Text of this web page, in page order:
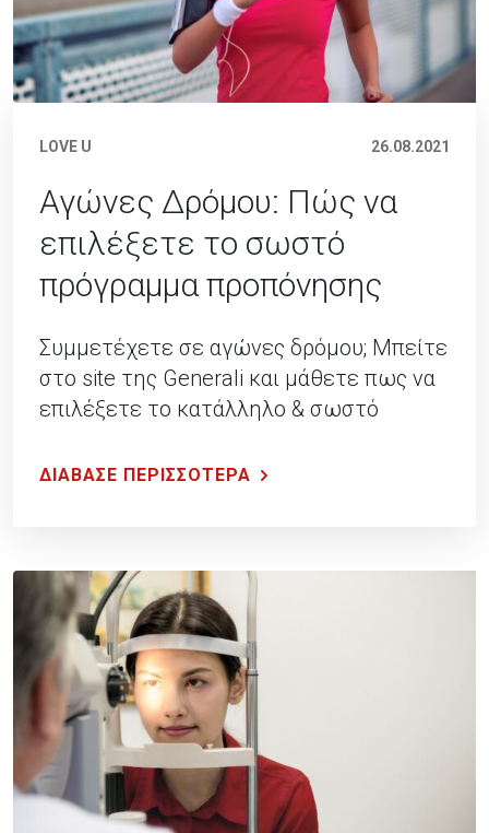
LOVE U 26.08.2021
Αγώνες Δρόμου: Πώς να
επιλέξετε το σωστό
πρόγραμμα προπόνησης
Συμμετέχετε σε αγώνες δρόμου; Μπείτε
στο site της Generali και μάθετε πως να
επιλέξετε το κατάλληλο & σωστό
ΔΙΑΒΑΣΕ ΠΕΡΙΣΣΟΤΕΡΑ